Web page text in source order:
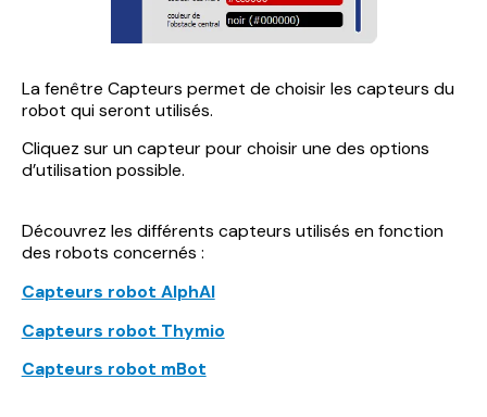
La fenêtre Capteurs permet de choisir les capteurs du
robot qui seront utilisés.
Cliquez sur un capteur pour choisir une des options
d’utilisation possible.
Découvrez les différents capteurs utilisés en fonction
des robots concernés :
Capteurs robot AlphAI
Capteurs robot Thymio
Capteurs robot mBot